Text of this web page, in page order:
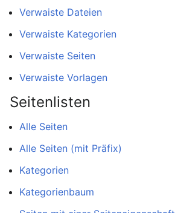
Verwaiste Dateien
Verwaiste Kategorien
Verwaiste Seiten
Verwaiste Vorlagen
Seitenlisten
Alle Seiten
Alle Seiten (mit Präfix)
Kategorien
Kategorienbaum